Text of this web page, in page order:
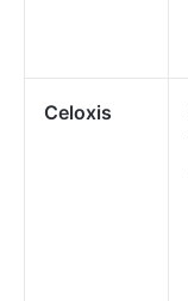
Celoxis